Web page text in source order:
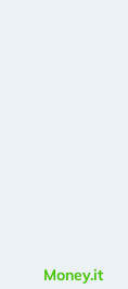
Money.it